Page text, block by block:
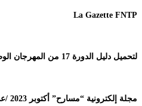
La Gazette FNTP
لتحميل دليل الدورة 17 من المهرجان الوطني للمسرح المحترف
مجلة إلكترونية “مسارح” أكتوبر 2023 /عدد تجريبي